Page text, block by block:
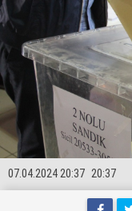
20:37
07.04.2024 20:37